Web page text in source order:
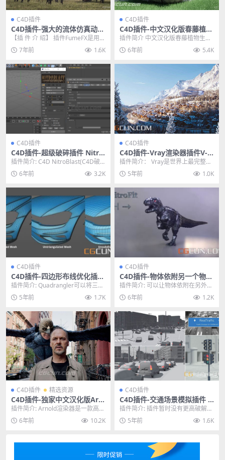
C4D插件
C4D插件-强大的流体仿真动力
学特效模拟插件 SitniSati Fu
meFX 5.0 Win版
【插 件 介 绍】 插件FumeFX是用于
Cinema 4D的功能强大的流体动
力...7年前 1.6K
C4D插件
C4D插件-中文汉化版春藤植物
生长插件 Ivy Grower 含使用
教程
插件简介 中文汉化版春藤植物生长
插件 Ivy Grower For C4D R1...
6年前 5.4K
C4D插件
C4D插件-超级破碎插件 Nitro
Blast2.02 中文汉化版含使用
教程
插件简介: C4D NitroBlast(C4D破
碎插件)是一款非常不错的免费破...
6年前 3.2K
C4D插件
C4D插件-Vray渲染器插件V-R
ay Advanced 5.00.45
插件简介： Vray是世界上最完整的
3D渲染工具，它可用于3ds Max中
使用。...
5年前 1.0K
C4D插件
C4D插件-四边形布线优化插件
C4DPlugin Quadrangler v1.
插件简介: Quadrangler可以将三角
面重新分布成四边形布线，同时对
布线进...
5年前 1.7K
C4D插件
C4D插件-物体依附另一个物体
组成分布排列插件 Nitro4D N
itroFit v1.0
插件简介: 可以让物体依附在另外一
个物体的表面，比如将方块依附在
恐龙模型的表面，...
6年前 1.2K
C4D插件 精选资源
C4D插件-独家中文汉化版Arn
old阿诺德渲染器 3.0.2 WIN
中英双语版
插件简介: Arnold渲染器是一款高级
的、跨平台的渲染 API。是基于物
理算法...
6年前 10.2K
C4D插件
C4D插件-交通场景模拟插件 R
ealTraffic 1.00.2 For C4D R1
6-R19 Win破解版
插件简介: 插件暂时没有更高破解版
本，Cinema 4D R16-R19，Rea...
5年前 1.6K